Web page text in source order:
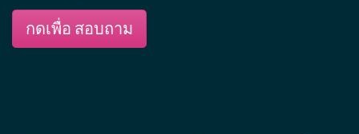
กดเพื่อ สอบถาม